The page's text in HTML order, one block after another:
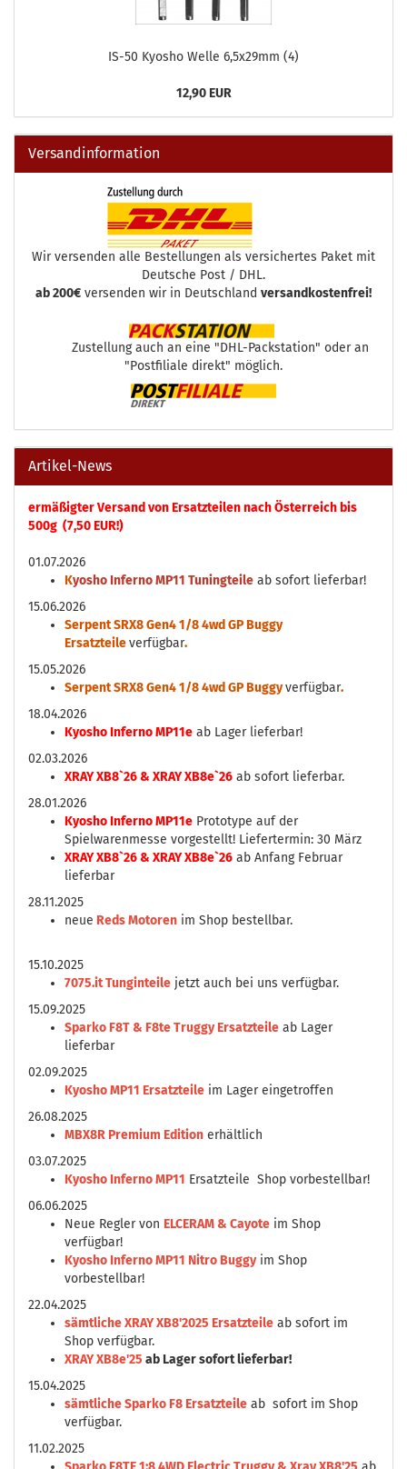
IS-50 Kyosho Welle 6,5x29mm (4)
12,90 EUR
Versandinformation
Wir versenden alle Bestellungen als versichertes Paket mit
Deutsche Post / DHL.
ab 200€ versenden wir in Deutschland versandkostenfrei!
Zustellung auch an eine "DHL-Packstation" oder an
"Postfiliale direkt" möglich.
Artikel-News
ermäßigter Versand von Ersatzteilen nach Österreich bis
500g (7,50 EUR!)
01.07.2026
Kyosho Inferno MP11 Tuningteile ab sofort lieferbar!
15.06.2026
Serpent SRX8 Gen4 1/8 4wd GP Buggy
Ersatzteileverfügbar.
15.05.2026
Serpent SRX8 Gen4 1/8 4wd GP Buggyverfügbar.
18.04.2026
Kyosho Inferno MP11e ab Lager lieferbar!
02.03.2026
XRAY XB8`26 & XRAY XB8e`26 ab sofort lieferbar.
28.01.2026
Kyosho Inferno MP11e Prototype auf der
Spielwarenmesse vorgestellt! Liefertermin: 30 März
XRAY XB8`26 & XRAY XB8e`26 ab Anfang Februar
lieferbar
28.11.2025
neue Reds Motoren im Shop bestellbar.
15.10.2025
7075.it Tunginteile jetzt auch bei uns verfügbar.
15.09.2025
Sparko F8T & F8te Truggy Ersatzteile ab Lager
lieferbar
02.09.2025
Kyosho MP11 Ersatzteile im Lager eingetroffen
26.08.2025
MBX8R Premium Edition erhältlich
03.07.2025
Kyosho Inferno MP11 Ersatzteile Shop vorbestellbar!
06.06.2025
Neue Regler von ELCERAM & Cayote im Shop
verfügbar!
Kyosho Inferno MP11 Nitro Buggyim Shop
vorbestellbar!
22.04.2025
sämtliche XRAY XB8'2025 Ersatzteile ab sofort im
Shop verfügbar.
XRAY XB8e'25 ab Lager sofort lieferbar!
15.04.2025
sämtliche Sparko F8 Ersatzteile ab sofort im Shop
verfügbar.
11.02.2025